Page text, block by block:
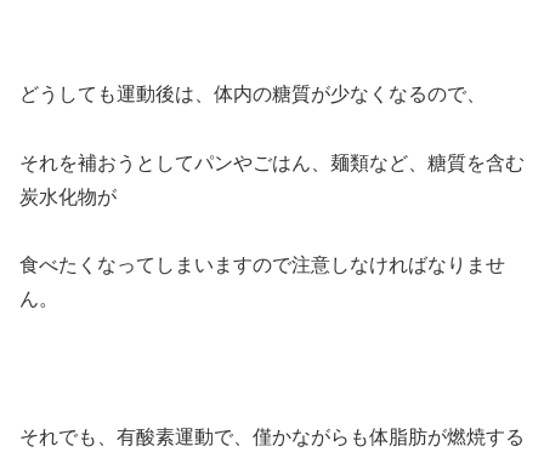
どうしても運動後は、体内の糖質が少なくなるので、
それを補おうとしてパンやごはん、麺類など、糖質を含む
炭水化物が
食べたくなってしまいますので注意しなければなりませ
ん。
それでも、有酸素運動で、僅かながらも体脂肪が燃焼する